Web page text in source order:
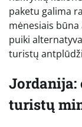
paketu galima
mėnesiais būna
puiki
turistų
Jordanija:
turistų